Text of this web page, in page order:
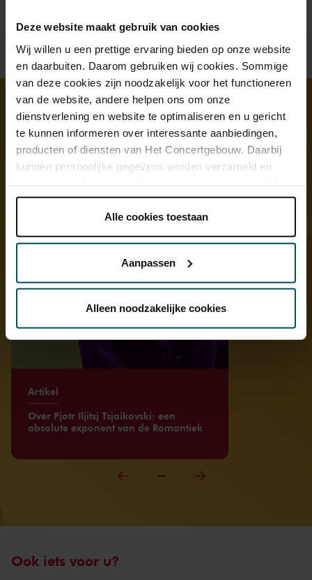
Deze website maakt gebruik van cookies
Wij willen u een prettige ervaring bieden op onze website
en daarbuiten. Daarom gebruiken wij cookies. Sommige
van deze cookies zijn noodzakelijk voor het functioneren
van de website, andere helpen ons om onze
dienstverlening en website te optimaliseren en u gericht
te kunnen informeren over interessante aanbiedingen,
producten of diensten van Het Concertgebouw. Daarbij
kunnen persoonlijke gegevens worden verzameld en
onder 'aanpassen' zelf welke cookies wij mogen
Lees onze cookieverklaring hier. Lees onze
Via decookieverklaringop onze website kunt u uw
We werken samen met
kunnen ontvangen en verwerken.
Alle cookies toestaan
Aanpassen
Alleen noodzakelijke cookies
Ontdek meer
Artikel
Over Pjotr Iljitsj Tsjaikovski: een
absolute exponent van de Romantiek
Ook iets voor u?